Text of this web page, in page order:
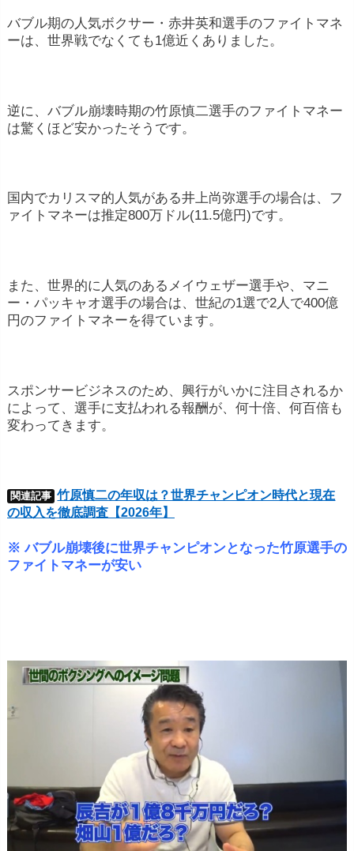
バブル期の人気ボクサー・赤井英和選手のファイトマネ
ーは、世界戦でなくても1億近くありました。
逆に、バブル崩壊時期の竹原慎二選手のファイトマネー
は驚くほど安かったそうです。
国内でカリスマ的人気がある井上尚弥選手の場合は、フ
ァイトマネーは推定800万ドル(11.5億円)です。
また、世界的に人気のあるメイウェザー選手や、マニ
ー・パッキャオ選手の場合は、世紀の1選で2人で400億
円のファイトマネーを得ています。
スポンサービジネスのため、興行がいかに注目されるか
によって、選手に支払われる報酬が、何十倍、何百倍も
変わってきます。
関連記事 竹原慎二の年収は？世界チャンピオン時代と現在
の収入を徹底調査【2026年】
※ バブル崩壊後に世界チャンピオンとなった竹原選手の
ファイトマネーが安い